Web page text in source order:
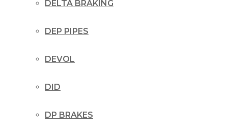
DELTA BRAKING
DEP PIPES
DEVOL
DID
DP BRAKES